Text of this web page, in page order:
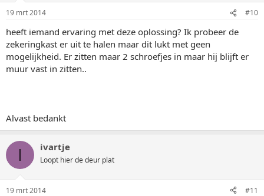
19 mrt 2014 #10
heeft iemand ervaring met deze oplossing? Ik probeer de
zekeringkast er uit te halen maar dit lukt met geen
mogelijkheid. Er zitten maar 2 schroefjes in maar hij blijft er
muur vast in zitten..
Alvast bedankt
I ivartje
Loopt hier de deur plat
19 mrt 2014 #11